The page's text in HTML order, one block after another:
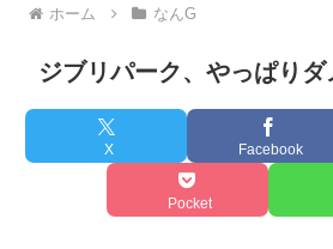
ホーム なんG
ジブリパーク、やっぱりダ
X Facebook
Pocket